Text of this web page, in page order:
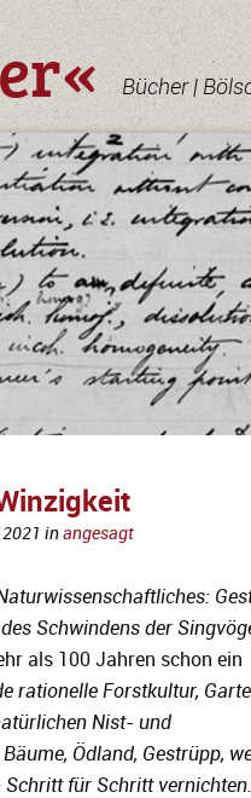
Bücher |
inangesagt
Schwindens der
als 100 Jahren schon ein
rationelle Forstkultur,
Nist- und
Ödland, Gestrüpp,
für Schritt vernichten.